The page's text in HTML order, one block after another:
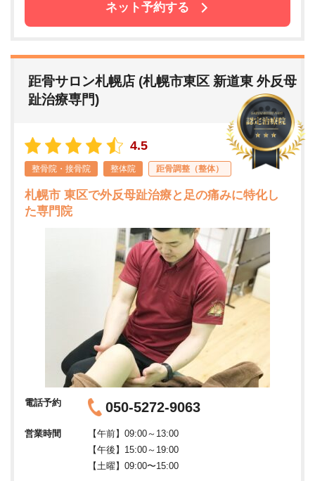
ネット予約する
距骨サロン札幌店 (札幌市東区 新道東 外反母
趾治療専門)
4.5
整骨院・接骨院 整体院 距骨調整（整体）
札幌市 東区で外反母趾治療と足の痛みに特化し
た専門院
電話予約 050-5272-9063
営業時間
【午前】09:00～13:00
【午後】15:00～19:00
【土曜】09:00〜15:00